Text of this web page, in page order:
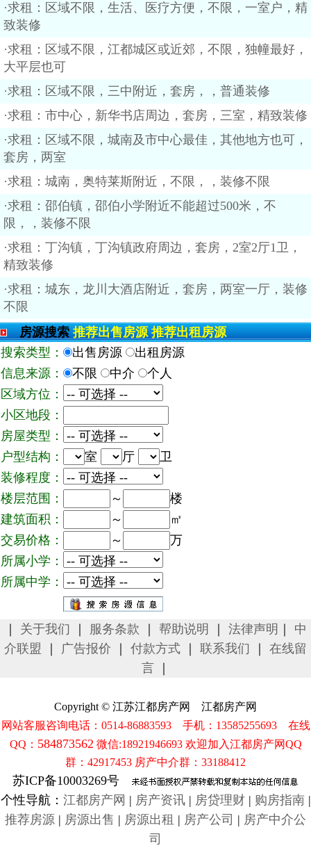
·求租：区域不限，生活、医疗方便，不限，一室户，精
致装修
·求租：区域不限，江都城区或近郊，不限，独幢最好，
大平层也可
·求租：区域不限，三中附近，套房，，普通装修
·求租：市中心，新华书店周边，套房，三室，精致装修
·求租：区域不限，城南及市中心最佳，其他地方也可，
套房，两室
·求租：城南，奥特莱斯附近，不限，，装修不限
·求租：邵伯镇，邵伯小学附近不能超过500米，不
限，，装修不限
·求租：丁沟镇，丁沟镇政府周边，套房，2室2厅1卫，
精致装修
·求租：城东，龙川大酒店附近，套房，两室一厅，装修
不限
房源搜索 推荐出售房源 推荐出租房源
搜索类型：
出售房源
出租房源
信息来源：
不限 中介
个人
区域方位：
小区地段：
房屋类型：
户型结构：
室 厅
卫
装修程度：
楼层范围：
～
楼
建筑面积：
～
㎡
交易价格：
～
万
所属小学：
所属中学：
关于我们 服务条款 帮助说明 法律声明
中
介联盟
广告报价 付款方式 联系我们
在线留
言｜
Copyright © 江苏江都房产网 江都房产网
网站客服咨询电话：0514-86883593 手机：13585255693 在线
QQ： 584873562 微信:18921946693 欢迎加入江都房产网QQ
群：42917453 房产中介群：33188412
苏ICP备10003269号
个性导航： 江都房产网 | 房产资讯| 房贷理财| 购房指南 |
推荐房源 | 房源出售 | 房源出租 | 房产公司 | 房产中介公
司